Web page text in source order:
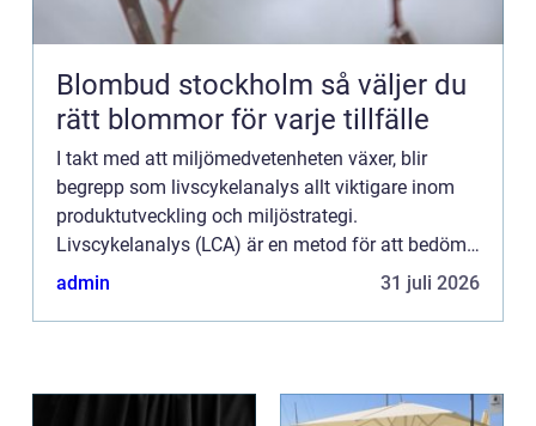
Blombud stockholm så väljer du
rätt blommor för varje tillfälle
I takt med att miljömedvetenheten växer, blir
begrepp som livscykelanalys allt viktigare inom
produktutveckling och miljöstrategi.
Livscykelanalys (LCA) är en metod för att bedöma
de miljömässiga aspekterna och...
admin 31 juli 2026